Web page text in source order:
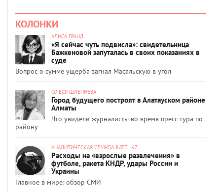
КОЛОНКИ
АЛИСА ГРАНД
«Я сейчас чуть подвисла»: свидетельница
Бажкеновой запуталась в своих показаниях в
суде
Вопрос о сумме ущерба загнал Масальскую в угол
ОЛЕСЯ ШЛЕПНЕВА
Город будущего построят в Алатауском районе
Алматы
Что увидели журналисты во время пресс-тура по
району
АНАЛИТИЧЕСКАЯ СЛУЖБА RATEL.KZ
Расходы на «взрослые развлечения» в
футболе, ракета КНДР, удары России и
Украины
Главное в мире: обзор СМИ